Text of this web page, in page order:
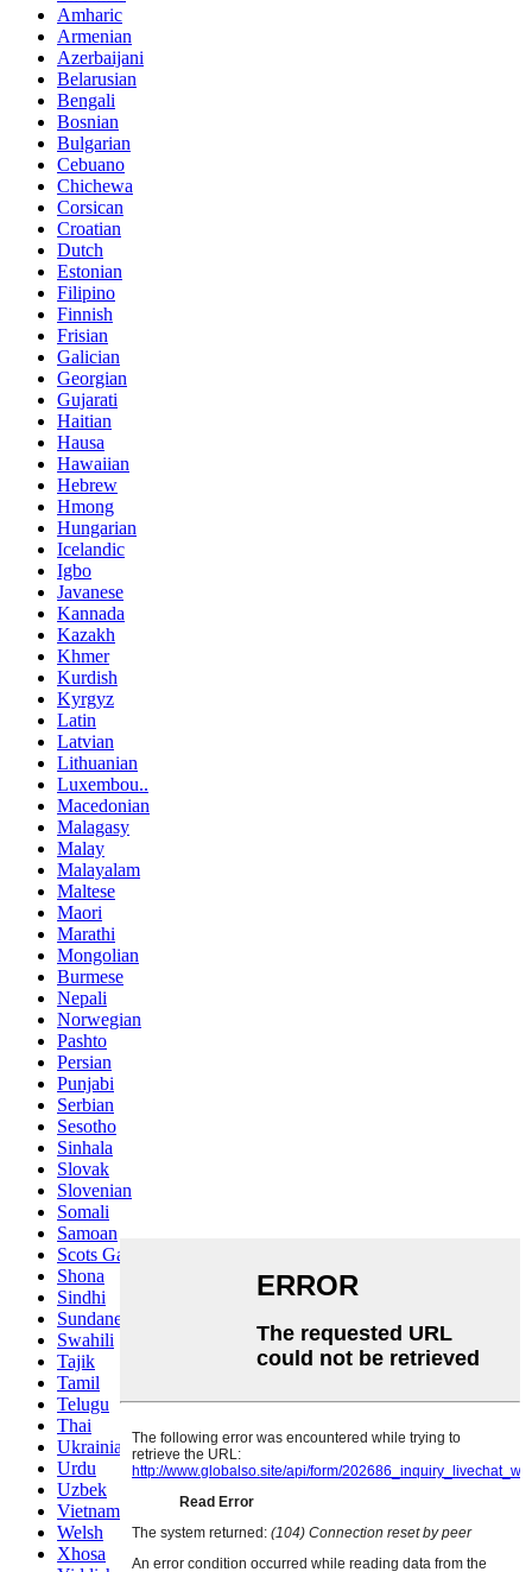
Amharic
Armenian
Azerbaijani
Belarusian
Bengali
Bosnian
Bulgarian
Cebuano
Chichewa
Corsican
Croatian
Dutch
Estonian
Filipino
Finnish
Frisian
Galician
Georgian
Gujarati
Haitian
Hausa
Hawaiian
Hebrew
Hmong
Hungarian
Icelandic
Igbo
Javanese
Kannada
Kazakh
Khmer
Kurdish
Kyrgyz
Latin
Latvian
Lithuanian
Luxembou..
Macedonian
Malagasy
Malay
Malayalam
Maltese
Maori
Marathi
Mongolian
Burmese
Nepali
Norwegian
Pashto
Persian
Punjabi
Serbian
Sesotho
Sinhala
Slovak
Slovenian
Somali
Samoan
Scots Gaelic
Shona
Sindhi
Sundanese
Swahili
Tajik
Tamil
Telugu
Thai
Ukrainian
Urdu
Uzbek
Vietnamese
Welsh
Xhosa